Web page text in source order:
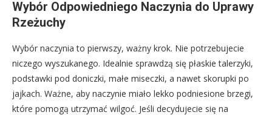
Wybór Odpowiedniego Naczynia do Uprawy
Rzeżuchy
Wybór naczynia to pierwszy, ważny krok. Nie potrzebujecie
niczego wyszukanego. Idealnie sprawdzą się płaskie talerzyki,
podstawki pod doniczki, małe miseczki, a nawet skorupki po
jajkach. Ważne, aby naczynie miało lekko podniesione brzegi,
które pomogą utrzymać wilgoć. Jeśli decydujecie się na